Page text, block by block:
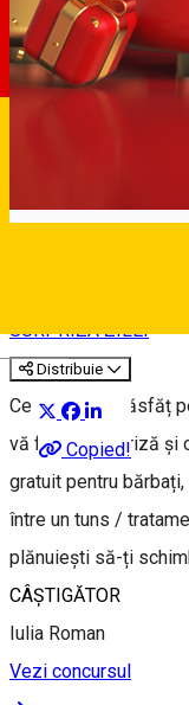
SURPRIZA ZILEI
Distribuie
Copied!
Ce zici de un răsfăț
vă face o surpriză și
gratuit pentru
între un tuns /
plănuiești să-ți
CÂȘTIGĂTOR
Iulia Roman
Vezi concursul